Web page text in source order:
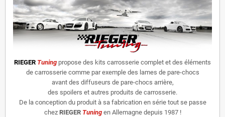
RIEGER Tuning propose des kits carrosserie complet et des éléments
de carrosserie comme par exemple des lames de pare-chocs
avant des diffuseurs de pare-chocs arrière,
des spoilers et autres produits de carrosserie.
De la conception du produit à sa fabrication en série tout se passe
chez RIEGER Tuningen Allemagne depuis 1987 !